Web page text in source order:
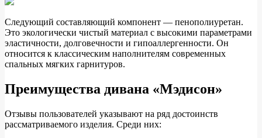
Следующий составляющий компонент — пенополиуретан.
Это экологически чистый материал с высокими параметрами
эластичности, долговечности и гипоаллергенности. Он
относится к классическим наполнителям современных
спальных мягких гарнитуров.
Преимущества дивана «Мэдисон»
Отзывы пользователей указывают на ряд достоинств
рассматриваемого изделия. Среди них: